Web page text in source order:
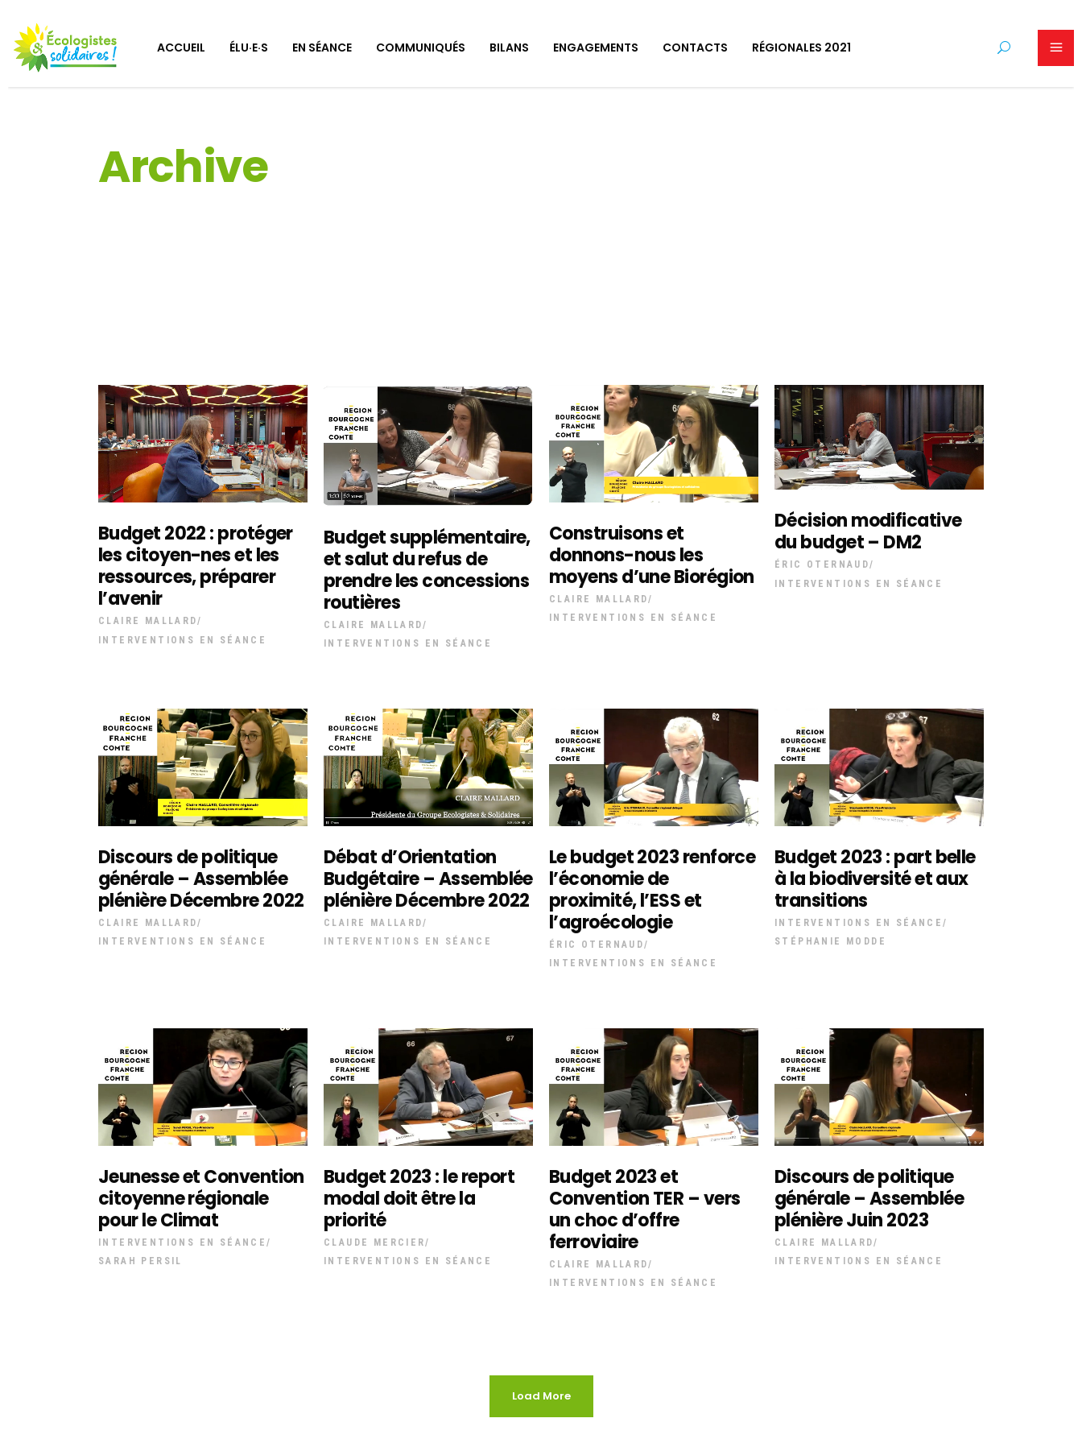
ACCUEIL ÉLU·E·S EN SÉANCE COMMUNIQUÉS BILANS ENGAGEMENTS CONTACTS RÉGIONALES 2021
Archive
Budget 2022 : protéger
les citoyen-nes et les
ressources, préparer
l’avenir
CLAIRE MALLARD
INTERVENTIONS EN SÉANCE
Budget supplémentaire,
et salut du refus de
prendre les concessions
routières
CLAIRE MALLARD
INTERVENTIONS EN SÉANCE
Construisons et
donnons-nous les
moyens d’une Biorégion
CLAIRE MALLARD
INTERVENTIONS EN SÉANCE
Décision modificative
du budget – DM2
ÉRIC OTERNAUD
INTERVENTIONS EN SÉANCE
Discours de politique
générale – Assemblée
plénière Décembre 2022
CLAIRE MALLARD
INTERVENTIONS EN SÉANCE
Débat d’Orientation
Budgétaire – Assemblée
plénière Décembre 2022
CLAIRE MALLARD
INTERVENTIONS EN SÉANCE
Le budget 2023 renforce
l’économie de
proximité, l’ESS et
l’agroécologie
ÉRIC OTERNAUD
INTERVENTIONS EN SÉANCE
Budget 2023 : part belle
à la biodiversité et aux
transitions
INTERVENTIONS EN SÉANCE
STÉPHANIE MODDE
Jeunesse et Convention
citoyenne régionale
pour le Climat
INTERVENTIONS EN SÉANCE
SARAH PERSIL
Budget 2023 : le report
modal doit être la
priorité
CLAUDE MERCIER
INTERVENTIONS EN SÉANCE
Budget 2023 et
Convention TER – vers
un choc d’offre
ferroviaire
CLAIRE MALLARD
INTERVENTIONS EN SÉANCE
Discours de politique
générale – Assemblée
plénière Juin 2023
CLAIRE MALLARD
INTERVENTIONS EN SÉANCE
Load More